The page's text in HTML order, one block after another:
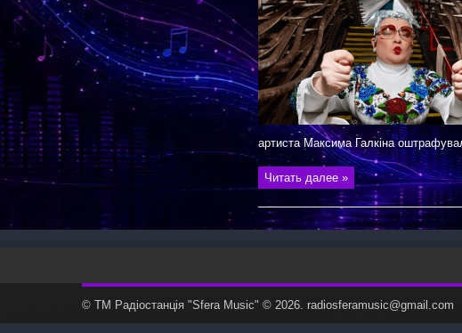
артиста Максима Галкіна
Читать далее »
© ТМ Радiостанцiя "Sfera Music" © 2026. radiosferamusic@gmail.com